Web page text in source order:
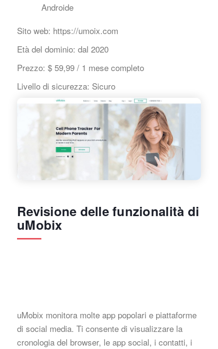
Androide
Sito web: https://umoix.com
Età del dominio: dal 2020
Prezzo: $ 59,99 / 1 mese completo
Livello di sicurezza: Sicuro
Revisione delle funzionalità di
uMobix
uMobix monitora molte app popolari e piattaforme
di social media. Ti consente di visualizzare la
cronologia del browser, le app social, i contatti, i